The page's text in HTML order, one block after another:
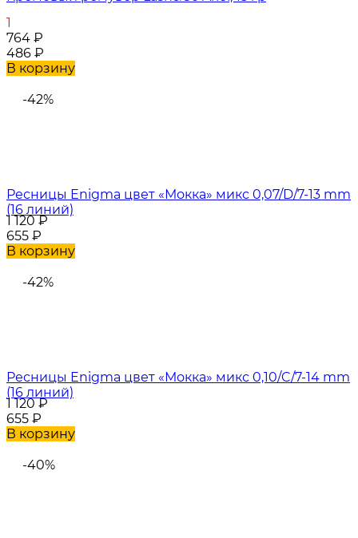
1
764 ₽
486 ₽
В корзину
-42%
Ресницы Enigma цвет «Мокка» микс 0,07/D/7-13 mm
(16 линий)
1 120₽
655 ₽
В корзину
-42%
Ресницы Enigma цвет «Мокка» микс 0,10/C/7-14 mm
(16 линий)
1 120₽
655 ₽
В корзину
-40%